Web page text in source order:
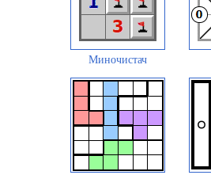
Миночистач